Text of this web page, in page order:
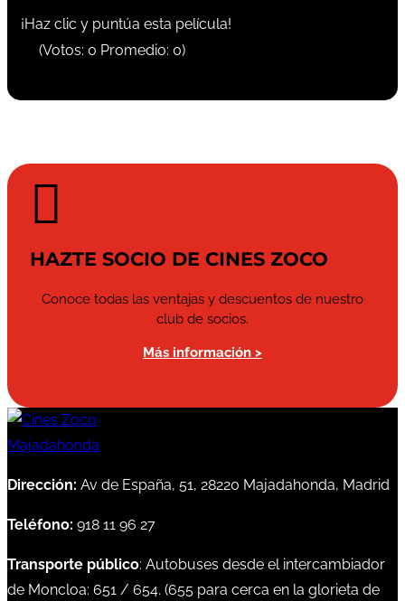
¡Haz clic y puntúa esta película!
(Votos: 0 Promedio: 0)

HAZTE SOCIO DE CINES ZOCO
Conoce todas las ventajas y descuentos de nuestro
club de socios.
Más información >
Dirección: Av de España, 51, 28220 Majadahonda, Madrid
Teléfono: 918 11 96 27
Transporte público: Autobuses desde el intercambiador
de Moncloa: 651 / 654. (655 para cerca en la glorieta de